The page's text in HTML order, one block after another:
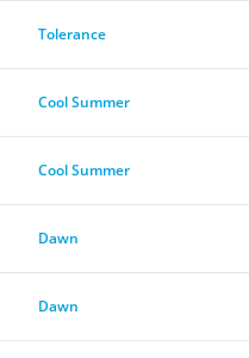
Tolerance
Cool Summer
Cool Summer
Dawn
Dawn